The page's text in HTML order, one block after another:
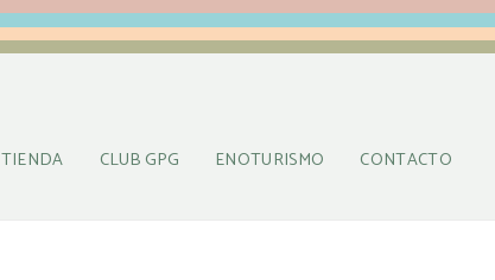
TIENDA CLUB GPG ENOTURISMO CONTACTO